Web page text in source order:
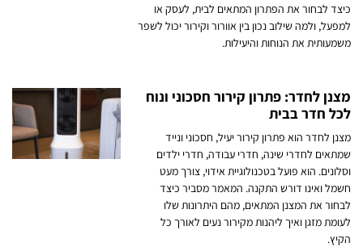
כיצד לבחור את הפתרון המתאים לבית, לעסק או
למפעל, ולמה שילוב נכון בין אוורור וקירור יכול לשפר
משמעותית את הנוחות והיעילות.
מצנן לחדר: פתרון קירור חסכוני ונוח
לכל חדר בבית
מצנן לחדר הוא פתרון קירור יעיל, חסכוני ונייד
שמתאים לחדרי שינה, חדרי עבודה, חדרי ילדים
וסלונים. הוא פועל בטכנולוגיית אידוי, צורך מעט
חשמל ואינו דורש התקנה. המאמר מסביר כיצד
לבחור את המצנן המתאים, מהם היתרונות שלו
לעומת מזגן ואיך ליהנות מקירור נעים לאורך כל
הקיץ.